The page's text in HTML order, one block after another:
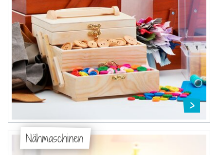
Nähmaschinen